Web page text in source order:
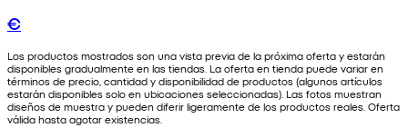
€
Los productos mostrados son una vista previa de la próxima oferta y estarán
disponibles gradualmente en las tiendas. La oferta en tienda puede variar en
términos de precio, cantidad y disponibilidad de productos (algunos artículos
estarán disponibles solo en ubicaciones seleccionadas). Las fotos muestran
diseños de muestra y pueden diferir ligeramente de los productos reales. Oferta
válida hasta agotar existencias.